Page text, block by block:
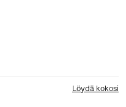
Löydä kokosi